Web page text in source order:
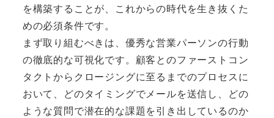
を構築することが、これからの時代を生き抜くた
めの必須条件です。
まず取り組むべきは、優秀な営業パーソンの行動
の徹底的な可視化です。顧客とのファーストコン
タクトからクロージングに至るまでのプロセスに
おいて、どのタイミングでメールを送信し、どの
ような質問で潜在的な課題を引き出しているのか